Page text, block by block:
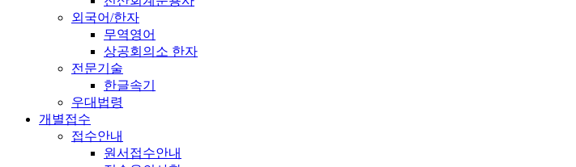
외국어/한자
무역영어
상공회의소 한자
전문기술
한글속기
우대법령
개별접수
접수안내
원서접수안내